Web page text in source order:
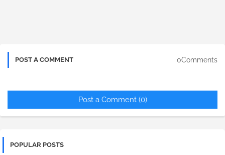
POST A COMMENT 0Comments
Post a Comment (0)
POPULAR POSTS